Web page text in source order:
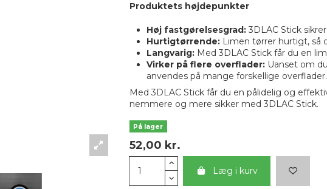
Produktets højdepunkter
Høj fastgørelsesgrad:3DLAC Stick
Hurtigtørrende:Limen tørrer hurtigt, så
Langvarig:Med 3DLAC Stick får du en
Virker på flere overflader:Uanset om
anvendes på mange forskellige overflader.
Med 3DLAC Stick får du en pålidelig og
nemmere og mere sikker med 3DLAC Stick.
På lager
52,00 kr.
Læg i kurv